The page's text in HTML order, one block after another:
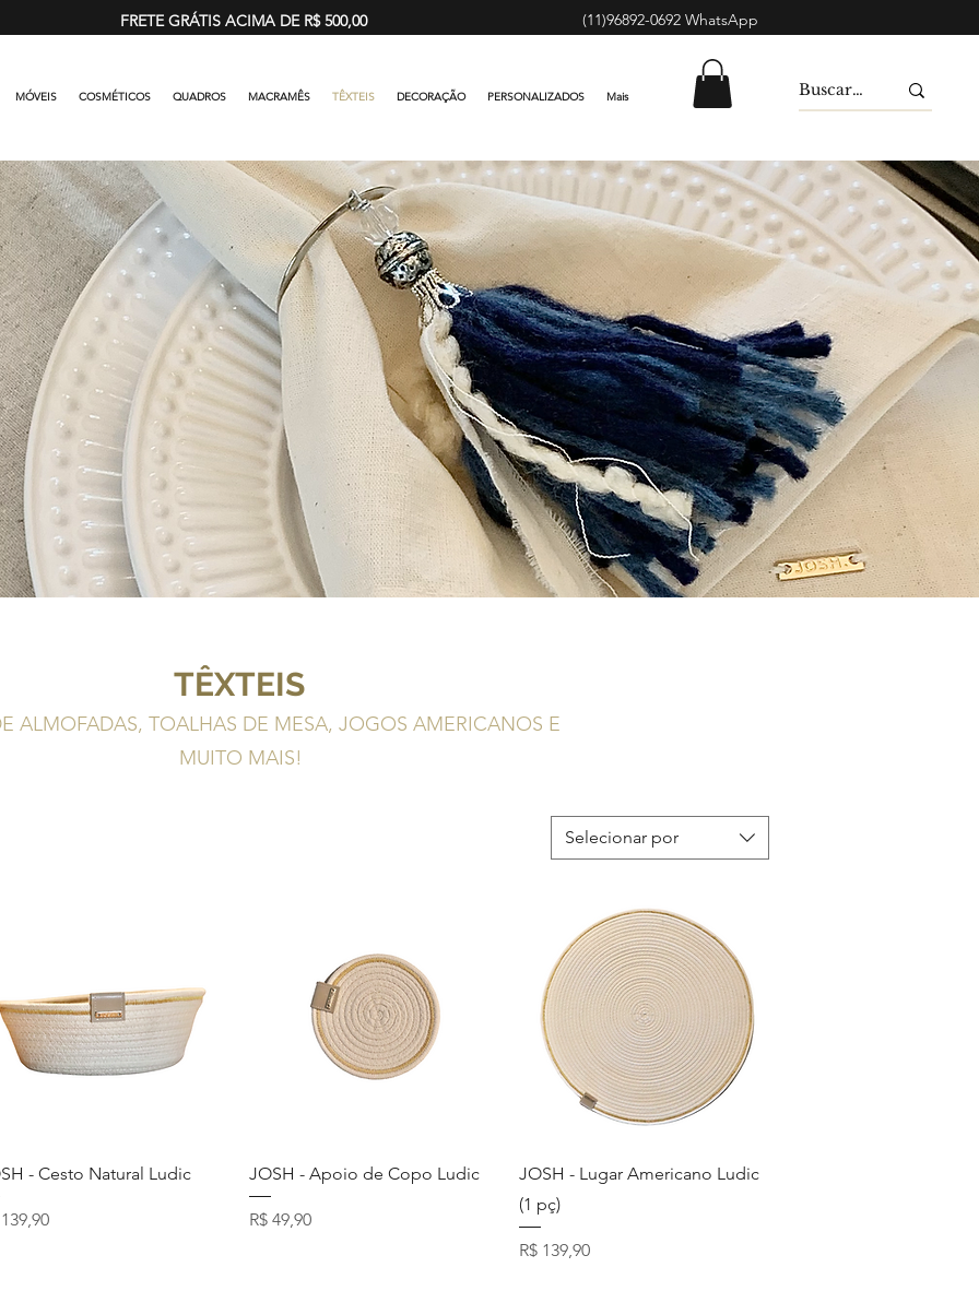
FRETE GRÁTIS ACIMA DE R$ 500,00 (11)96892-0692 WhatsApp
MÓVEIS COSMÉTICOS QUADROS MACRAMÊS TÊXTEIS DECORAÇÃO PERSONALIZADOS Mais
TÊXTEIS
ALMOFADAS, TOALHAS DE MESA, JOGOS AMERICANOS E
MUITO MAIS!
Selecionar por
Visualização rápida
- Cesto Natural Ludic Visualização rápida
JOSH - Apoio de Copo Ludic
Preço
R$ 49,90
Visualização rápida
JOSH - Lugar Americano Ludic
(1 pç)
Preço
R$ 139,90